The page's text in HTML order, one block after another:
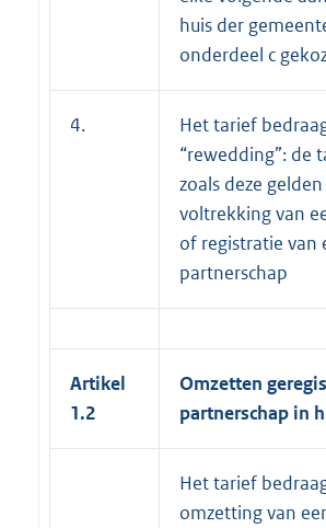
huis der
onderdeel c
4.
Het tarief
“rewedding”: de
zoals deze
voltrekking van
of registratie van
partnerschap
Artikel
1.2
Omzetten
partnerschap in
Het tarief
omzetting van